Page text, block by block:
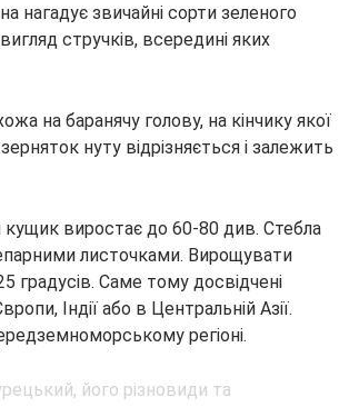
нагадує звичайні сорти зеленого
стручків, всередині яких
на баранячу голову, на кінчику якої
нуту відрізняється і залежить
виростає до 60-80 див. Стебла
листочками. Вирощувати
градусів. Саме тому досвідчені
Індії або в Центральній Азії.
регіоні.